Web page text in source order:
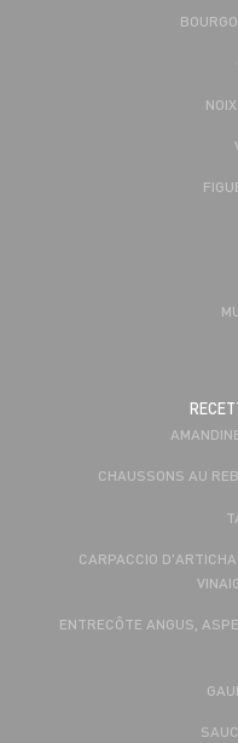
CHAUSSONS AU
CARPACCIO
ENTRECÔTE ANGUS,